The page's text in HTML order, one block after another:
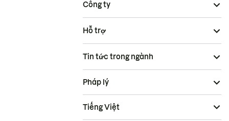
Công ty
Hỗ trợ
Tin tức trong ngành
Pháp lý
Tiếng Việt